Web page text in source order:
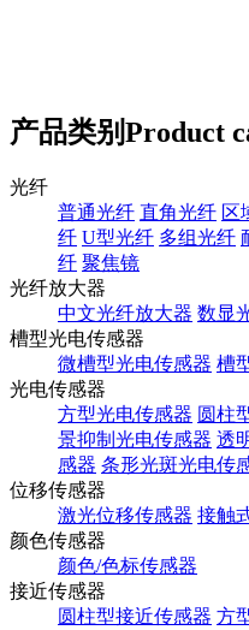
产品类别Product
光纤
普通光纤 直角光纤 区
纤 U型光纤 多组光纤
纤 聚焦镜
光纤放大器
中文光纤放大器 数显
槽型光电传感器
微槽型光电传感器 槽
光电传感器
方型光电传感器 圆柱
景抑制光电传感器 透
感器 条形光斑光电传
位移传感器
激光位移传感器 接触
颜色传感器
颜色/色标传感器
接近传感器
圆柱型接近传感器 方